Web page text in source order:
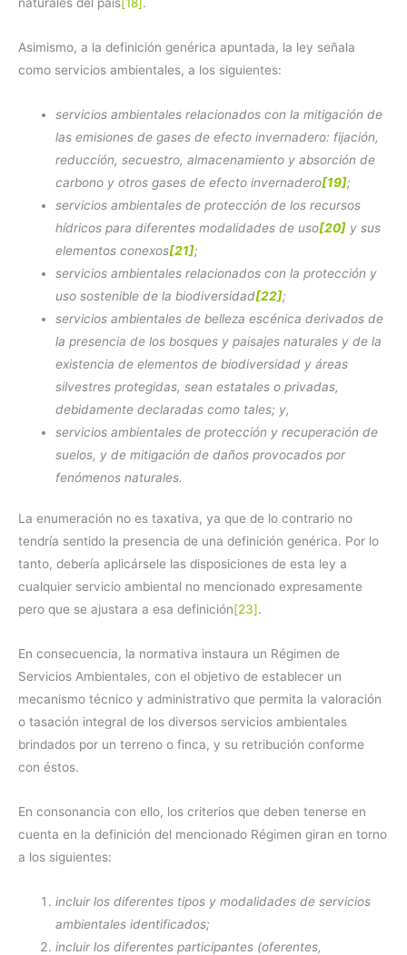
Asimismo, a la definición genérica apuntada, la ley señala
como servicios ambientales, a los siguientes:
servicios ambientales relacionados con la mitigación de
las emisiones de gases de efecto invernadero: fijación,
reducción, secuestro, almacenamiento y absorción de
carbono y otros gases de efecto invernadero[19];
servicios ambientales de protección de los recursos
hídricos para diferentes modalidades de uso[20] y sus
elementos conexos[21];
servicios ambientales relacionados con la protección y
uso sostenible de la biodiversidad[22];
servicios ambientales de belleza escénica derivados de
la presencia de los bosques y paisajes naturales y de la
existencia de elementos de biodiversidad y áreas
silvestres protegidas, sean estatales o privadas,
debidamente declaradas como tales; y,
servicios ambientales de protección y recuperación de
suelos, y de mitigación de daños provocados por
fenómenos naturales.
La enumeración no es taxativa, ya que de lo contrario no
tendría sentido la presencia de una definición genérica. Por lo
tanto, debería aplicársele las disposiciones de esta ley a
cualquier servicio ambiental no mencionado expresamente
pero que se ajustara a esa definición[23].
En consecuencia, la normativa instaura un Régimen de
Servicios Ambientales, con el objetivo de establecer un
mecanismo técnico y administrativo que permita la valoración
o tasación integral de los diversos servicios ambientales
brindados por un terreno o finca, y su retribución conforme
con éstos.
En consonancia con ello, los criterios que deben tenerse en
cuenta en la definición del mencionado Régimen giran en torno
a los siguientes:
incluir los diferentes tipos y modalidades de servicios
ambientales identificados;
incluir los diferentes participantes (oferentes,